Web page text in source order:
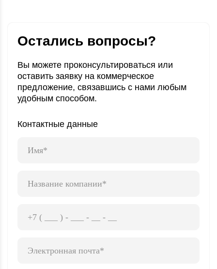
Остались вопросы?
Вы можете проконсультироваться или
оставить заявку на коммерческое
предложение, связавшись с нами любым
удобным способом.
Контактные данные